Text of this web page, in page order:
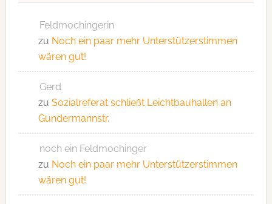
Feldmochingerin
zu Noch ein paar mehr Unterstützerstimmen
wären gut!
Gerd
zu Sozialreferat schließt Leichtbauhallen an
Gundermannstr.
noch ein Feldmochinger
zu Noch ein paar mehr Unterstützerstimmen
wären gut!